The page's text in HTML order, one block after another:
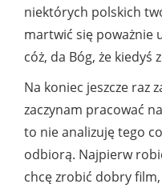
niektórych polskich
martwić się poważnie
cóż, da Bóg, że kiedyś
Na koniec jeszcze raz
zaczynam pracować
to nie analizuję tego
odbiorą. Najpierw
chcę zrobić dobry